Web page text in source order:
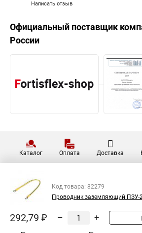
Написать отзыв
Официальный поставщик
России
Каталог Оплата Доставка
Код товара: 82279
Проводник заземляющий ПЗУ-
292,79 ₽ – +